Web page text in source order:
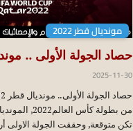
مونديال قطر 2022
حصاد الجولة الأولى ..
2025-11-30
من بطولة كأس
تكن متوقعة, وحققت الجولة الاولى